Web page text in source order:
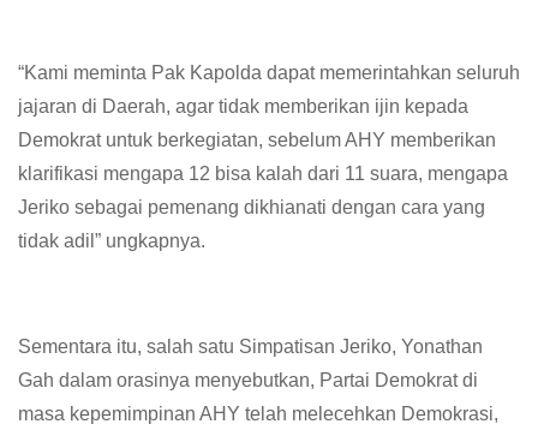
“Kami meminta Pak Kapolda dapat memerintahkan seluruh
jajaran di Daerah, agar tidak memberikan ijin kepada
Demokrat untuk berkegiatan, sebelum AHY memberikan
klarifikasi mengapa 12 bisa kalah dari 11 suara, mengapa
Jeriko sebagai pemenang dikhianati dengan cara yang
tidak adil” ungkapnya.
Sementara itu, salah satu Simpatisan Jeriko, Yonathan
Gah dalam orasinya menyebutkan, Partai Demokrat di
masa kepemimpinan AHY telah melecehkan Demokrasi,